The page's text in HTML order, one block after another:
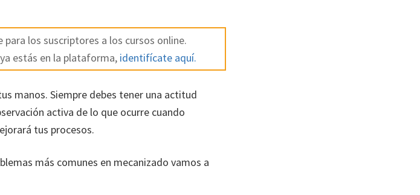
los suscriptores a los cursos online.
estás en la plataforma, identifícate aquí.
manos. Siempre debes tener una actitud
activa de lo que ocurre cuando
tus procesos.
más comunes en mecanizado vamos a